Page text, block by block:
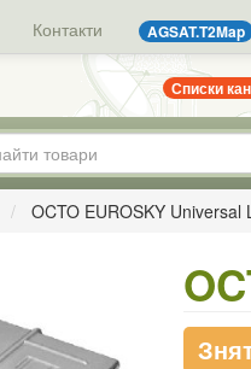
Контакти AGSAT.T2Map
Списки
OCTO EUROSKY Universal